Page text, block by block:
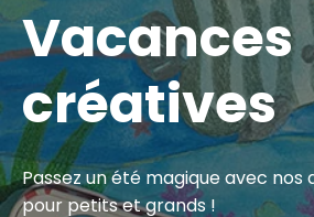
Vacances
créatives
Passez un été magique avec
pour petits et grands !